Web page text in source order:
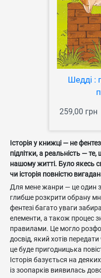
Шедді :
259,00 грн
Історія у книжці — не
підлітки, а реальність —
нашому житті. Було якесь
чи історія повністю
Для мене жанри — це один з
глибше розкрити обрану
фентезі багато уваги
елементи, а також процес
правилами. Це могло
досвід, який хотів
це буде пригодницька
Історія базується на
із зоопарків виявилась